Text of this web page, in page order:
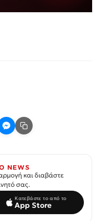
NEWS
και διαβάστε
σας.
Κατεβάστε το από το
App Store